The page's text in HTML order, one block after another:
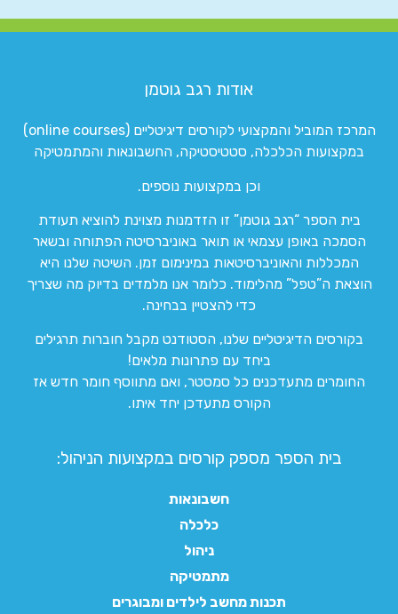
אודות רגב גוטמן
המרכז המוביל והמקצועי לקורסים דיגיטליים (online courses)
במקצועות הכלכלה, סטטיסטיקה, החשבונאות והמתמטיקה
וכן במקצועות נוספים.
בית הספר “רגב גוטמן” זו הזדמנות מצוינת להוציא תעודת
הסמכה באופן עצמאי או תואר באוניברסיטה הפתוחה ובשאר
המכללות והאוניברסיטאות במינימום זמן. השיטה שלנו היא
הוצאת ה”טפל” מהלימוד. כלומר אנו מלמדים בדיוק מה שצריך
כדי להצטיין בבחינה.
בקורסים הדיגיטליים שלנו, הסטודנט מקבל חוברות תרגילים
ביחד עם פתרונות מלאים!
החומרים מתעדכנים כל סמסטר, ואם מתווסף חומר חדש אז
הקורס מתעדכן יחד איתו.
בית הספר מספק קורסים במקצועות הניהול:
חשבונאות
כלכלה
ניהול
מתמטיקה
תכנות מחשב לילדים ומבוגרים